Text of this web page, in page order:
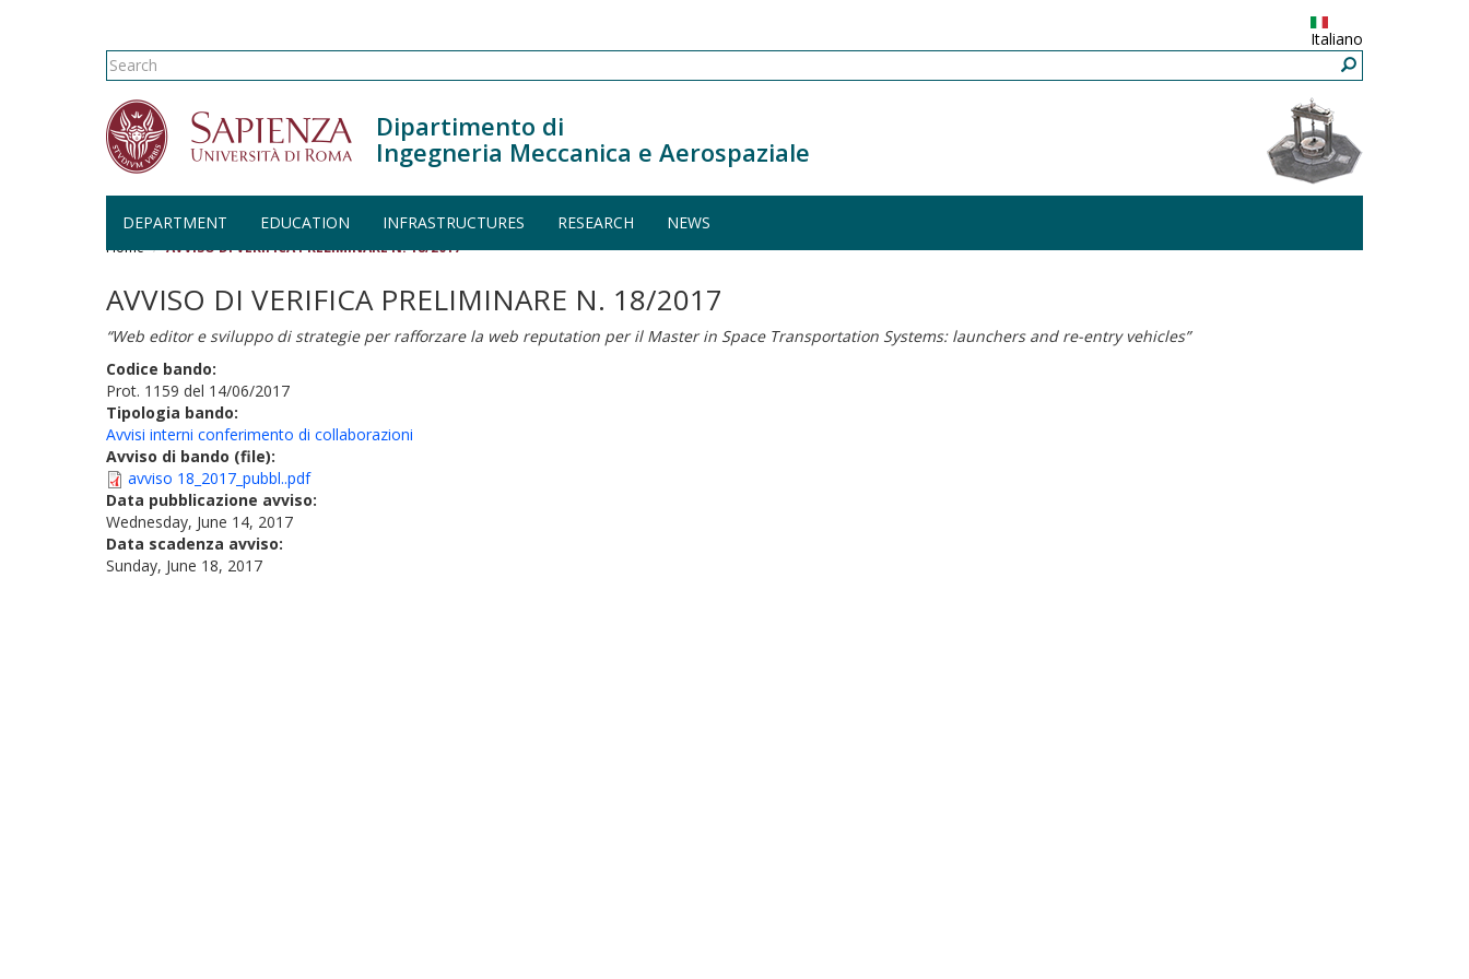
Skip to main content
Italiano
Search form
Search
Dipartimento di
Ingegneria Meccanica e Aerospaziale
DEPARTMENT EDUCATION INFRASTRUCTURES RESEARCH NEWS
Home AVVISO DI VERIFICA PRELIMINARE N. 18/2017
AVVISO DI VERIFICA PRELIMINARE N. 18/2017
“Web editor e sviluppo di strategie per rafforzare la web reputation per il Master in Space Transportation Systems: launchers and re-entry vehicles”
Codice bando:
Prot. 1159 del 14/06/2017
Tipologia bando:
Avvisi interni conferimento di collaborazioni
Avviso di bando (file):
avviso 18_2017_pubbl..pdf
Data pubblicazione avviso:
Wednesday, June 14, 2017
Data scadenza avviso:
Sunday, June 18, 2017